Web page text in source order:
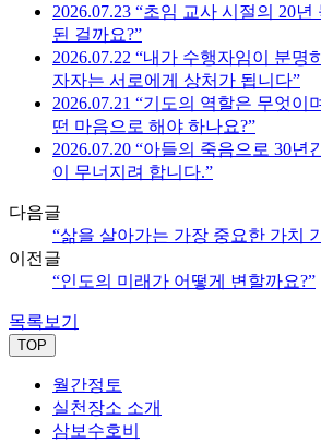
2026.07.23 “초임 교사 시절의 20
된 걸까요?”
2026.07.22 “내가 수행자임이 분명
자자는 서로에게 상처가 됩니다”
2026.07.21 “기도의 역할은 무엇이
떤 마음으로 해야 하나요?”
2026.07.20 “아들의 죽음으로 30년
이 무너지려 합니다.”
다음글
“삶을 살아가는 가장 중요한 가치
이전글
“인도의 미래가 어떻게 변할까요?”
목록보기
TOP
월간정토
실천장소 소개
삼보수호비